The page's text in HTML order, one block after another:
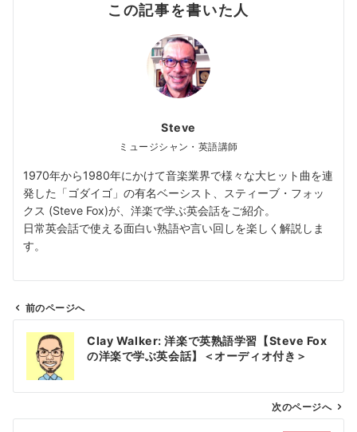
この記事を書いた人
Steve
ミュージシャン・英語講師
1970年から1980年にかけて音楽業界で様々な大ヒット曲を連
発した「ゴダイゴ」の有名ベーシスト、スティーブ・フォッ
クス (Steve Fox)が、洋楽で学ぶ英会話をご紹介。
日常英会話で使える面白い熟語や言い回しを楽しく解説しま
す。
ビ
前のページへ
Clay Walker: 洋楽で英熟語学習【Steve Fox
の洋楽で学ぶ英会話】＜オーディオ付き＞
次のページへ